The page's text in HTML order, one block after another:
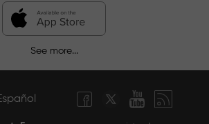
See more...